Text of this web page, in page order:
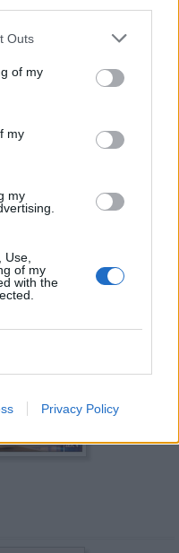
Outs
of my
my
my
of my
with the
Privacy Policy